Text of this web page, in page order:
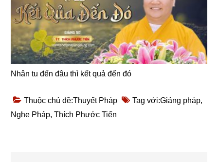
Nhân tu đến đâu thì kết quả đến đó
Thuộc chủ đề:Thuyết Pháp Tag với:Giảng pháp,
Nghe Pháp,Thích Phước Tiến